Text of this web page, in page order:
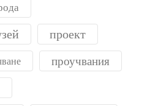
проект
проучвания